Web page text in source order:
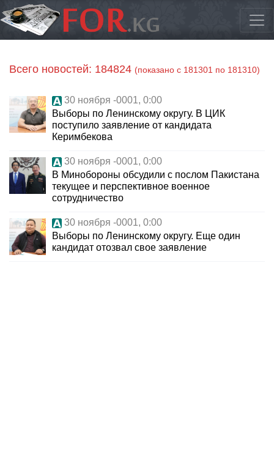
Всего новостей: 184824 (показано с 181301 по 181310)
30 ноября -0001, 0:00
Выборы по Ленинскому округу. В ЦИК
поступило заявление от кандидата
Керимбекова
30 ноября -0001, 0:00
В Минобороны обсудили с послом Пакистана
текущее и перспективное военное
сотрудничество
30 ноября -0001, 0:00
Выборы по Ленинскому округу. Еще один
кандидат отозвал свое заявление